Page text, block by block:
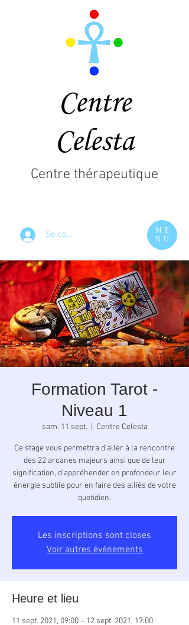
Centre
Celesta
Se connecter
ME
NU
Centre thérapeutique
Formation Tarot -
Niveau 1
sam. 11 sept. Centre Celesta
Ce stage vous permettra d’aller à la rencontre
des 22 arcanes majeurs ainsi que de leur
signification, d’appréhender en profondeur leur
énergie subtile pour en faire des alliés de votre
quotidien.
Les inscriptions sont closes
Voir autres événements
Heure et lieu
11 sept. 2021, 09:00 – 12 sept. 2021, 17:00